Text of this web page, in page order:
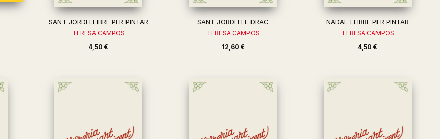
SANT JORDI LLIBRE PER PINTAR
TERESA CAMPOS
4,50 €
SANT JORDI I EL DRAC
TERESA CAMPOS
12,60 €
NADAL LLIBRE PER PINTAR
TERESA CAMPOS
4,50 €